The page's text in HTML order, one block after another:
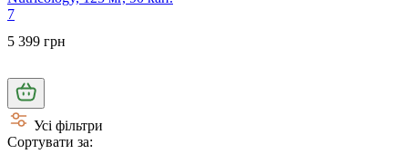
7
5 399 грн
Усі фільтри
Сортувати за: